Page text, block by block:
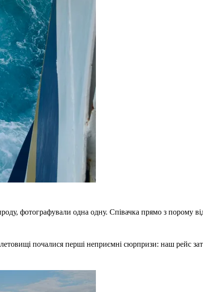
фотографували одна одну. Співачка прямо з порому
почалися перші неприємні сюрпризи: наш рейс